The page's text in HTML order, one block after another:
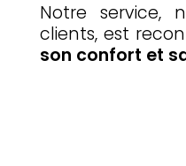
Notre service,
clients, est
son confort et